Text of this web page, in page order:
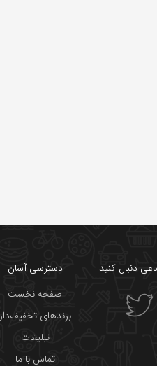
دنبال کنید
دسترسی آسان
صفحه نخست
برندهای تخفیف‌دار
تبلیغات
تماس با ما